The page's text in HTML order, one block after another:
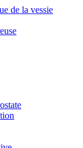
de la vessie